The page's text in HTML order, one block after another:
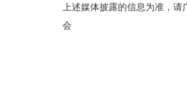
上述媒体披露的信息为
会